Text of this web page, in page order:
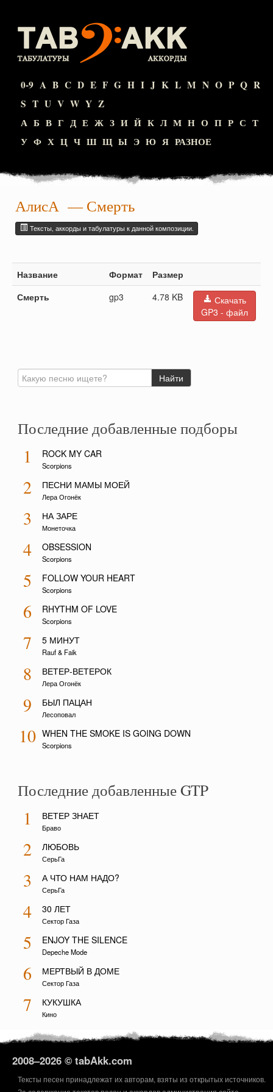
0-9 A B C D E F G H I J K L M N O P Q R
S T U V W Y Z
А Б В Г Д Е Ж З И Й К Л М Н О П Р С Т
У Ф Х Ц Ч Ш Щ Ы Э Ю Я РАЗНОЕ
АлисА — Смерть
Тексты, аккорды и табулатуры к данной композиции.
Название Формат
Размер
Смерть
gp3 4.78 KB
Скачать
GP3 - файл
Последние добавленные подборы
1 ROCK MY CAR
Scorpions
2 ПЕСНИ МАМЫ МОЕЙ
Лера Огонёк
3 НА ЗАРЕ
Монеточка
4 OBSESSION
Scorpions
5 FOLLOW YOUR HEART
Scorpions
6 RHYTHM OF LOVE
Scorpions
7 5 МИНУТ
Rauf & Faik
8 ВЕТЕР-ВЕТЕРОК
Лера Огонёк
9 БЫЛ ПАЦАН
Лесоповал
10 WHEN THE SMOKE IS GOING DOWN
Scorpions
Последние добавленные GTP
1 ВЕТЕР ЗНАЕТ
Браво
2 ЛЮБОВЬ
СерьГа
3 А ЧТО НАМ НАДО?
СерьГа
4 30 ЛЕТ
Сектор Газа
5 ENJOY THE SILENCE
Depeche Mode
6 МЕРТВЫЙ В ДОМЕ
Сектор Газа
7 КУКУШКА
Кино
2008–2026 © tabAkk.com
Тексты песен принадлежат их авторам, взяты из открытых источников.